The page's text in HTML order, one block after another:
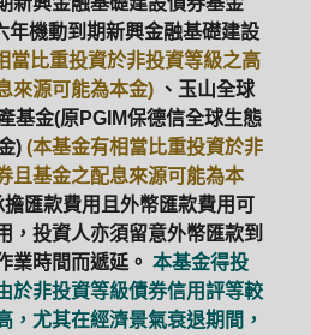
大中華
年機動到期新興金融基礎建設
當比重投資於非投資等級之高
來源可能為本金) 、玉山全球
基金(原PGIM保德信全球生態
) (本基金有相當比重投資於非
且基金之配息來源可能為本
匯款費用且外幣匯款費用可
，投資人亦須留意外幣匯款到
業時間而遞延。 本基金得投
於非投資等級債券信用評等較
，尤其在經濟景氣衰退期間，